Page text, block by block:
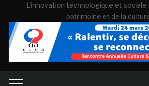
L'innovation technologique et sociale
patrimoine et de la